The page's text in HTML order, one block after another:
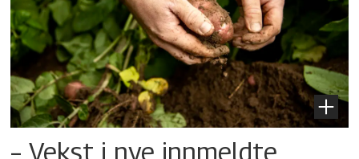
– Vekst i nye innmeldte